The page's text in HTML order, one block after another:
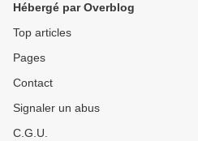
Hébergé par Overblog
Top articles
Pages
Contact
Signaler un abus
C.G.U.